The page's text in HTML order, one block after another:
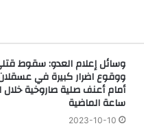
وسائل إعلام العدو: سقوط
ووقوع اضرار كبيرة في
ساعة الماضية
2023-10-10